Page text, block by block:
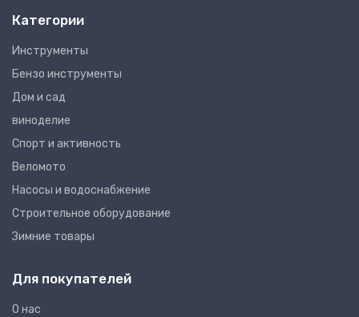
Категории
Инструменты
Бензо инструменты
Дом и сад
виноделие
Спорт и активность
Веломото
Насосы и водоснабжение
Строительное оборудование
Зимние товары
Для покупателей
О нас